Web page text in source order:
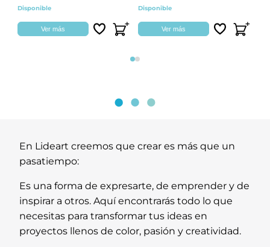
Disponible
Ver más
Disponible
Ver más
Página 1
Página 2
En Lideart creemos que crear es más que un
pasatiempo:
Es una forma de expresarte, de emprender y de
inspirar a otros. Aquí encontrarás todo lo que
necesitas para transformar tus ideas en
proyectos llenos de color, pasión y creatividad.